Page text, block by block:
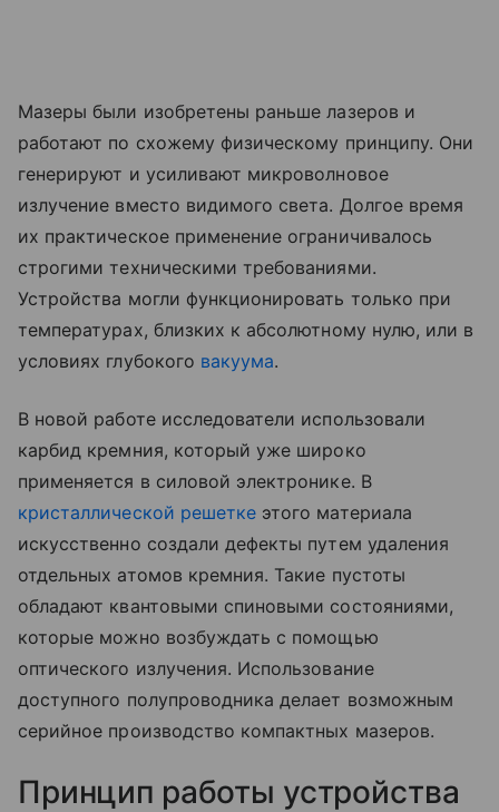
Мазеры были изобретены раньше лазеров и
работают по схожему физическому принципу. Они
генерируют и усиливают микроволновое
излучение вместо видимого света. Долгое время
их практическое применение ограничивалось
строгими техническими требованиями.
Устройства могли функционировать только при
температурах, близких к абсолютному нулю, или в
условиях глубокого вакуума.
В новой работе исследователи использовали
карбид кремния, который уже широко
применяется в силовой электронике. В
кристаллической решетке этого материала
искусственно создали дефекты путем удаления
отдельных атомов кремния. Такие пустоты
обладают квантовыми спиновыми состояниями,
которые можно возбуждать с помощью
оптического излучения. Использование
доступного полупроводника делает возможным
серийное производство компактных мазеров.
Принцип работы устройства